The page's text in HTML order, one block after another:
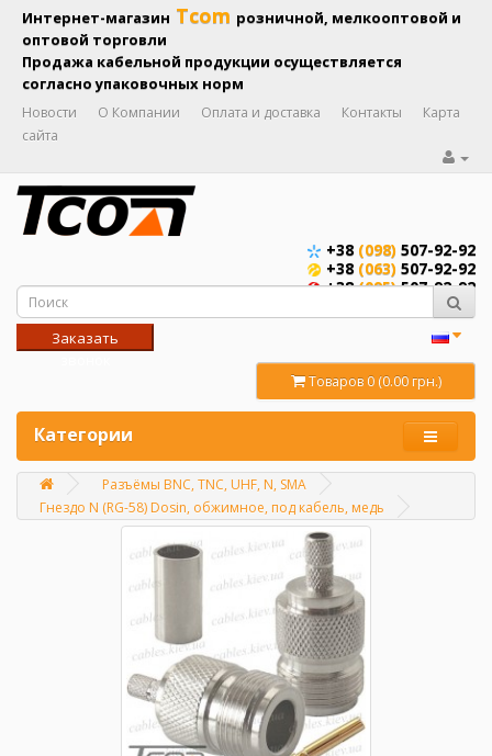
Интернет-магазин Tcom розничной, мелкооптовой и
оптовой торговли
Продажа кабельной продукции осуществляется
согласно упаковочных норм
Новости О Компании Оплата и доставка Контакты
Карта
сайта
+38 (098) 507-92-92
+38 (063) 507-92-92
+38(095)507-92-92
Заказать
Товаров 0 (0.00 грн.)
Категории
Главная
Разъёмы BNC, TNC, UHF, N, SMA
Гнездо N (RG-58) Dosin, обжимное, под кабель, медь